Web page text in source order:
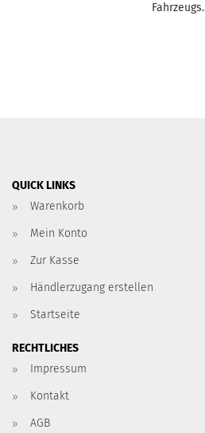
Fahrzeugs.
QUICK LINKS
Warenkorb
Mein Konto
Zur Kasse
Händlerzugang erstellen
Startseite
RECHTLICHES
Impressum
Kontakt
AGB